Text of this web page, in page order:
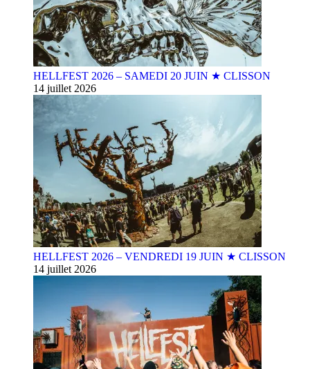
HELLFEST 2026 – SAMEDI 20 JUIN ★ CLISSON
14 juillet 2026
HELLFEST 2026 – VENDREDI 19 JUIN ★ CLISSON
14 juillet 2026